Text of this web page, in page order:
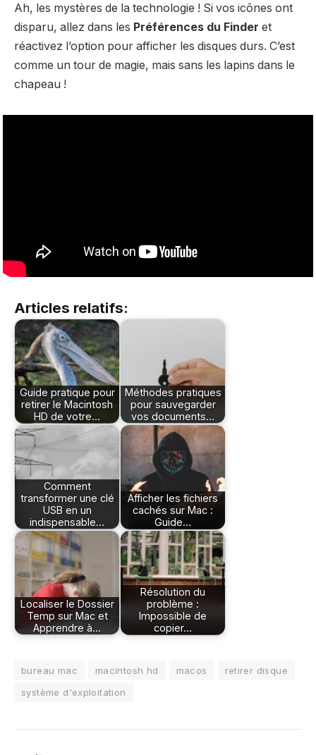
Ah, les mystères de la technologie ! Si vos icônes ont
disparu, allez dans les Préférences du Finder et
réactivez l’option pour afficher les disques durs. C’est
comme un tour de magie, mais sans les lapins dans le
chapeau !
Articles relatifs:
Guide pratique pour
retirer le Macintosh
HD de votre…
Méthodes pratiques
pour sauvegarder
vos documents…
Comment
transformer une clé
USB en un
indispensable…
Afficher les fichiers
cachés sur Mac :
Guide…
Localiser le Dossier
Temp sur Mac et
Apprendre à…
Résolution du
problème :
Impossible de
copier…
bureau mac macintosh hd macos
retirer disque
système d'exploitation